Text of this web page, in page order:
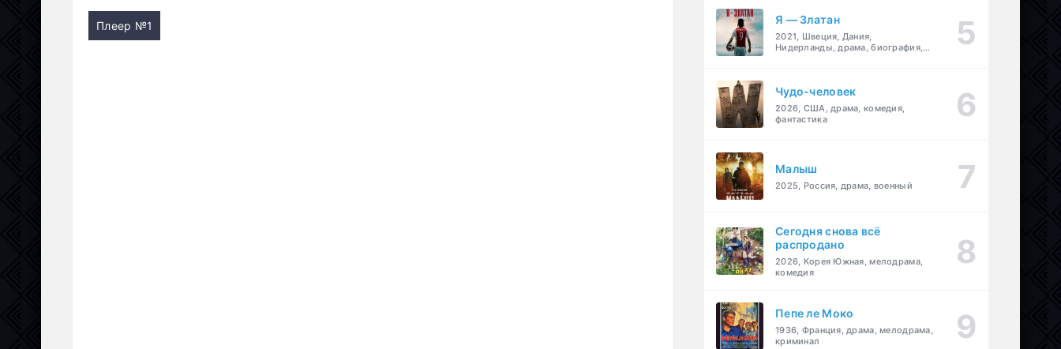
Плеер №1 Я — Златан
2021, Швеция, Дания,
Нидерланды, драма, биография,
Чудо-человек
2026, США, драма, комедия,
фантастика
Малыш
2025, Россия, драма, военный
Сегодня снова всё
распродано
2026, Корея Южная, мелодрама,
комедия
Пепе ле Моко
1936, Франция, драма, мелодрама,
криминал